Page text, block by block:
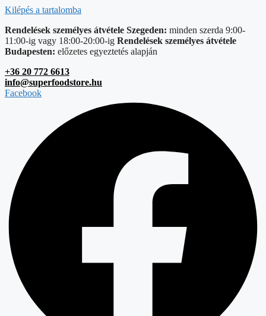
Kilépés a tartalomba
Rendelések személyes átvétele Szegeden: minden szerda 9:00-
11:00-ig vagy 18:00-20:00-ig Rendelések személyes átvétele
Budapesten: előzetes egyeztetés alapján
+36 20 772 6613
info@superfoodstore.hu
Facebook